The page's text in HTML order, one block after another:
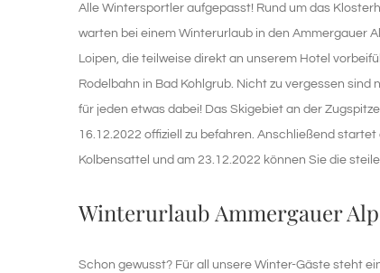
Alle Wintersportler aufgepasst! Rund um das
warten bei einem Winterurlaub in den Ammergauer
Loipen, die teilweise direkt an unserem Hotel
Rodelbahn in Bad Kohlgrub. Nicht zu vergessen
für jeden etwas dabei! Das Skigebiet an der
16.12.2022 offiziell zu befahren. Anschließend
Kolbensattel und am 23.12.2022 können Sie die
Winterurlaub Ammergauer
Schon gewusst? Für all unsere Winter-Gäste steht